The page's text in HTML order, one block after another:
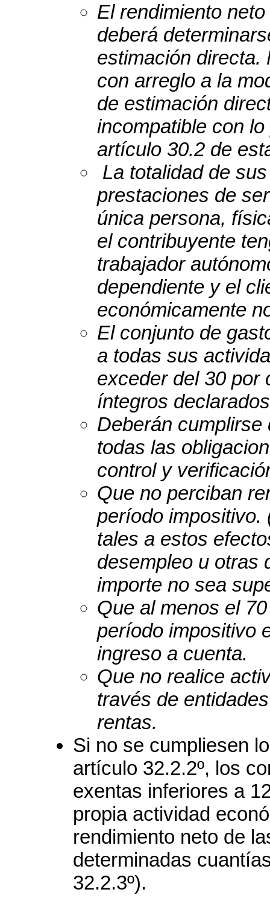
El rendimiento
deberá
estimación directa.
con arreglo a la
de estimación
incompatible con
artículo 30.2 de
La totalidad de
prestaciones de
única persona,
el contribuyente
trabajador
dependiente y el
económicamente
El conjunto de
a todas sus
exceder del 30 por
íntegros
Deberán
todas las
control y
Que no perciban
período impositivo.
tales a estos
desempleo u otras
importe no sea
Que al menos el
período impositivo
ingreso a cuenta.
Que no realice
través de
rentas.
Si no se cumpliesen
artículo 32.2.2º, los
exentas inferiores a
propia actividad
rendimiento neto de
determinadas
32.2.3º).